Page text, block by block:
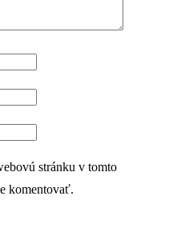
stránku v tomto
komentovať.